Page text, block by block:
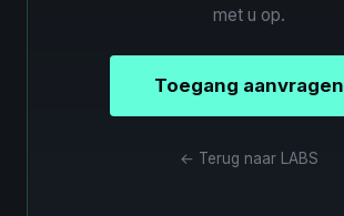
met u op.
Toegang aanvragen
← Terug naar LABS